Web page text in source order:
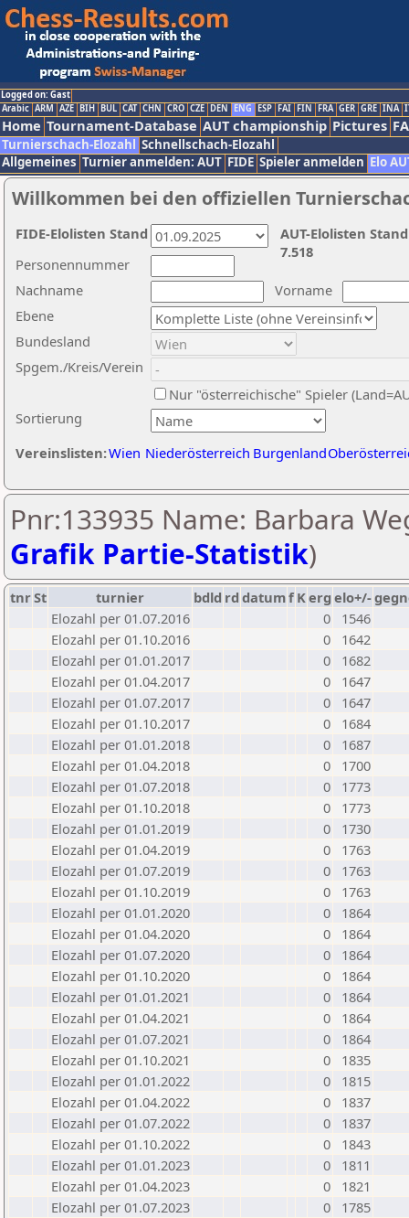
Logged on: Gast
Arabic ARM AZE BIH BUL CAT CHN CRO CZE DEN ENG ESP FAI FIN FRA GER GRE INA
Home Tournament-Database AUT championship Pictures
Turnierschach-Elozahl Schnellschach-Elozahl
Allgemeines Turnier anmelden: AUT FIDE Spieler anmelden Elo
Willkommen bei den offiziellen
Nachname
Vorname
Ebene
Sortierung
Personennummer
Bundesland
Spgem./Kreis/Verein
Nur "österreichische" Spieler
Vereinslisten:Wien Niederösterreich Burgenland
AUT-Elolisten
7.518
FIDE-Elolisten Stand
Pnr:133935 Name: Barbara
Grafik Partie-Statistik)
tnrSt turnier bdld rd datumf Kerg elo+/-
Elozahl per 01.07.2016
0
1546
Elozahl per 01.10.2016
0
1642
Elozahl per 01.01.2017
0
1682
Elozahl per 01.04.2017
0
1647
Elozahl per 01.07.2017
0
1647
Elozahl per 01.10.2017
0
1684
Elozahl per 01.01.2018
0
1687
Elozahl per 01.04.2018
0
1700
Elozahl per 01.07.2018
0
1773
Elozahl per 01.10.2018
0
1773
Elozahl per 01.01.2019
0
1730
Elozahl per 01.04.2019
0
1763
Elozahl per 01.07.2019
0
1763
Elozahl per 01.10.2019
0
1763
Elozahl per 01.01.2020
0
1864
Elozahl per 01.04.2020
0
1864
Elozahl per 01.07.2020
0
1864
Elozahl per 01.10.2020
0
1864
Elozahl per 01.01.2021
0
1864
Elozahl per 01.04.2021
0
1864
Elozahl per 01.07.2021
0
1864
Elozahl per 01.10.2021
0
1835
Elozahl per 01.01.2022
0
1815
Elozahl per 01.04.2022
0
1837
Elozahl per 01.07.2022
0
1837
Elozahl per 01.10.2022
0
1843
Elozahl per 01.01.2023
0
1811
Elozahl per 01.04.2023
0
1821
Elozahl per 01.07.2023
0
1785